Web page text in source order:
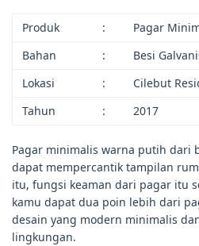
Produk :
Pagar
Bahan
:
Besi
Lokasi
:
Cilebut
Tahun
: 2017
Pagar minimalis warna putih dari
dapat mempercantik tampilan
itu, fungsi keaman dari pagar itu
kamu dapat dua poin lebih dari
desain yang modern minimalis
lingkungan.